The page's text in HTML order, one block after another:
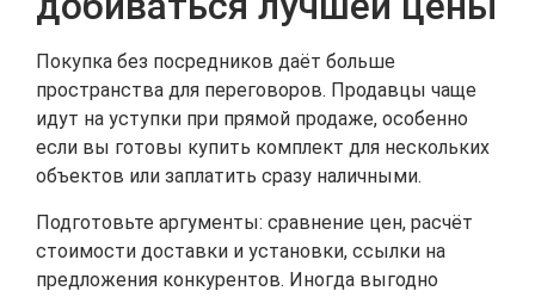
Покупка без посредников даёт больше
пространства для переговоров. Продавцы чаще
идут на уступки при прямой продаже, особенно
если вы готовы купить комплект для нескольких
объектов или заплатить сразу наличными.
Подготовьте аргументы: сравнение цен, расчёт
стоимости доставки и установки, ссылки на
предложения конкурентов. Иногда выгодно